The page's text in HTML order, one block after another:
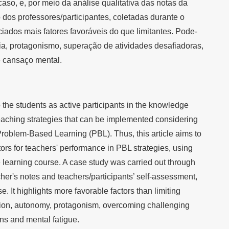
e, por meio da análise qualitativa das notas da
professores/participantes, coletadas durante o
mais fatores favoráveis do que limitantes. Pode-
protagonismo, superação de atividades desafiadoras,
mental.
students as active participants in the knowledge
strategies that can be implemented considering
Based Learning (PBL). Thus, this article aims to
for teachers' performance in PBL strategies, using
course. A case study was carried out through
notes and teachers/participants’ self-assessment,
It highlights more favorable factors than limiting
autonomy, protagonism, overcoming challenging
and mental fatigue.